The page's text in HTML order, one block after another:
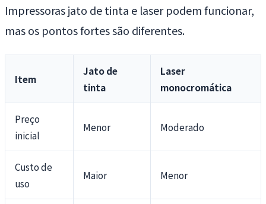
Impressoras jato de tinta e laser podem funcionar,
mas os pontos fortes são diferentes.
Item
Jato de
tinta
Laser
monocromática
Preço
inicial
Menor Moderado
Custo de
uso
Maior Menor